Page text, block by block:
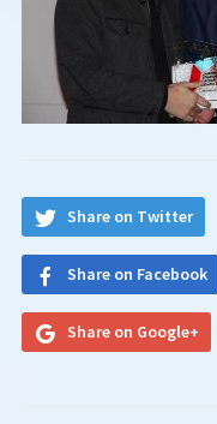
Share on Twitter
Share on Facebook
Share on Google+